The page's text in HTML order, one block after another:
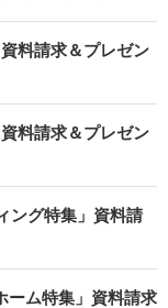
料請求＆プレゼン
料請求＆プレゼン
ング特集」資料請
ーム特集」資料請求